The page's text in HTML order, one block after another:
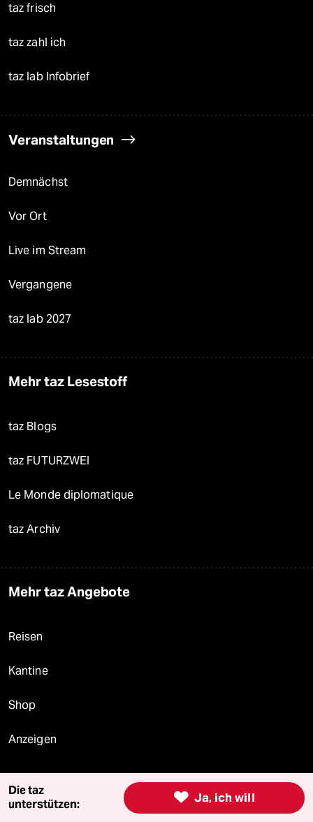
taz frisch
taz zahl ich
taz lab Infobrief
Veranstaltungen
Demnächst
Vor Ort
Live im Stream
Vergangene
taz lab 2027
Mehr taz Lesestoff
taz Blogs
taz FUTURZWEI
Le Monde diplomatique
taz Archiv
Mehr taz Angebote
Reisen
Kantine
Shop
Anzeigen
Fragen & Hilfe  Ja, ich will
Die taz
unterstützen: